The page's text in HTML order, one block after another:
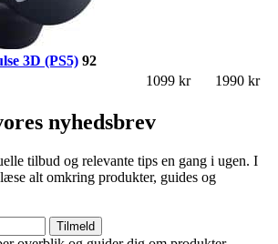
3D (PS5) 92
1099 kr 1990 kr
nyhedsbrev
tilbud og relevante tips en gang i ugen. I
alt omkring produkter, guides og
Tilmeld